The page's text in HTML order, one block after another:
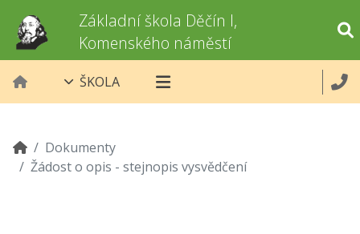
Základní škola Děčín I,
Komenského náměstí
ŠKOLA
Dokumenty
Žádost o opis - stejnopis vysvědčení